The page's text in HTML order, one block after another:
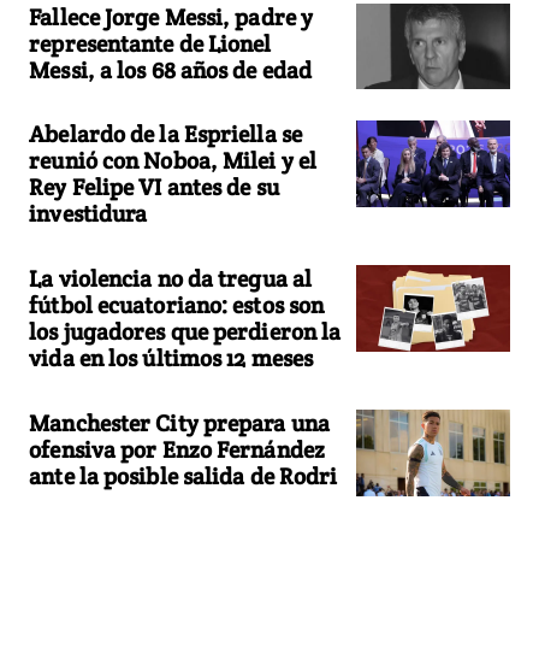
Fallece Jorge Messi, padre y
representante de Lionel
Messi, a los 68 años de edad
Abelardo de la Espriella se
reunió con Noboa, Milei y el
Rey Felipe VI antes de su
investidura
La violencia no da tregua al
fútbol ecuatoriano: estos son
los jugadores que perdieron la
vida en los últimos 12 meses
Manchester City prepara una
ofensiva por Enzo Fernández
ante la posible salida de Rodri